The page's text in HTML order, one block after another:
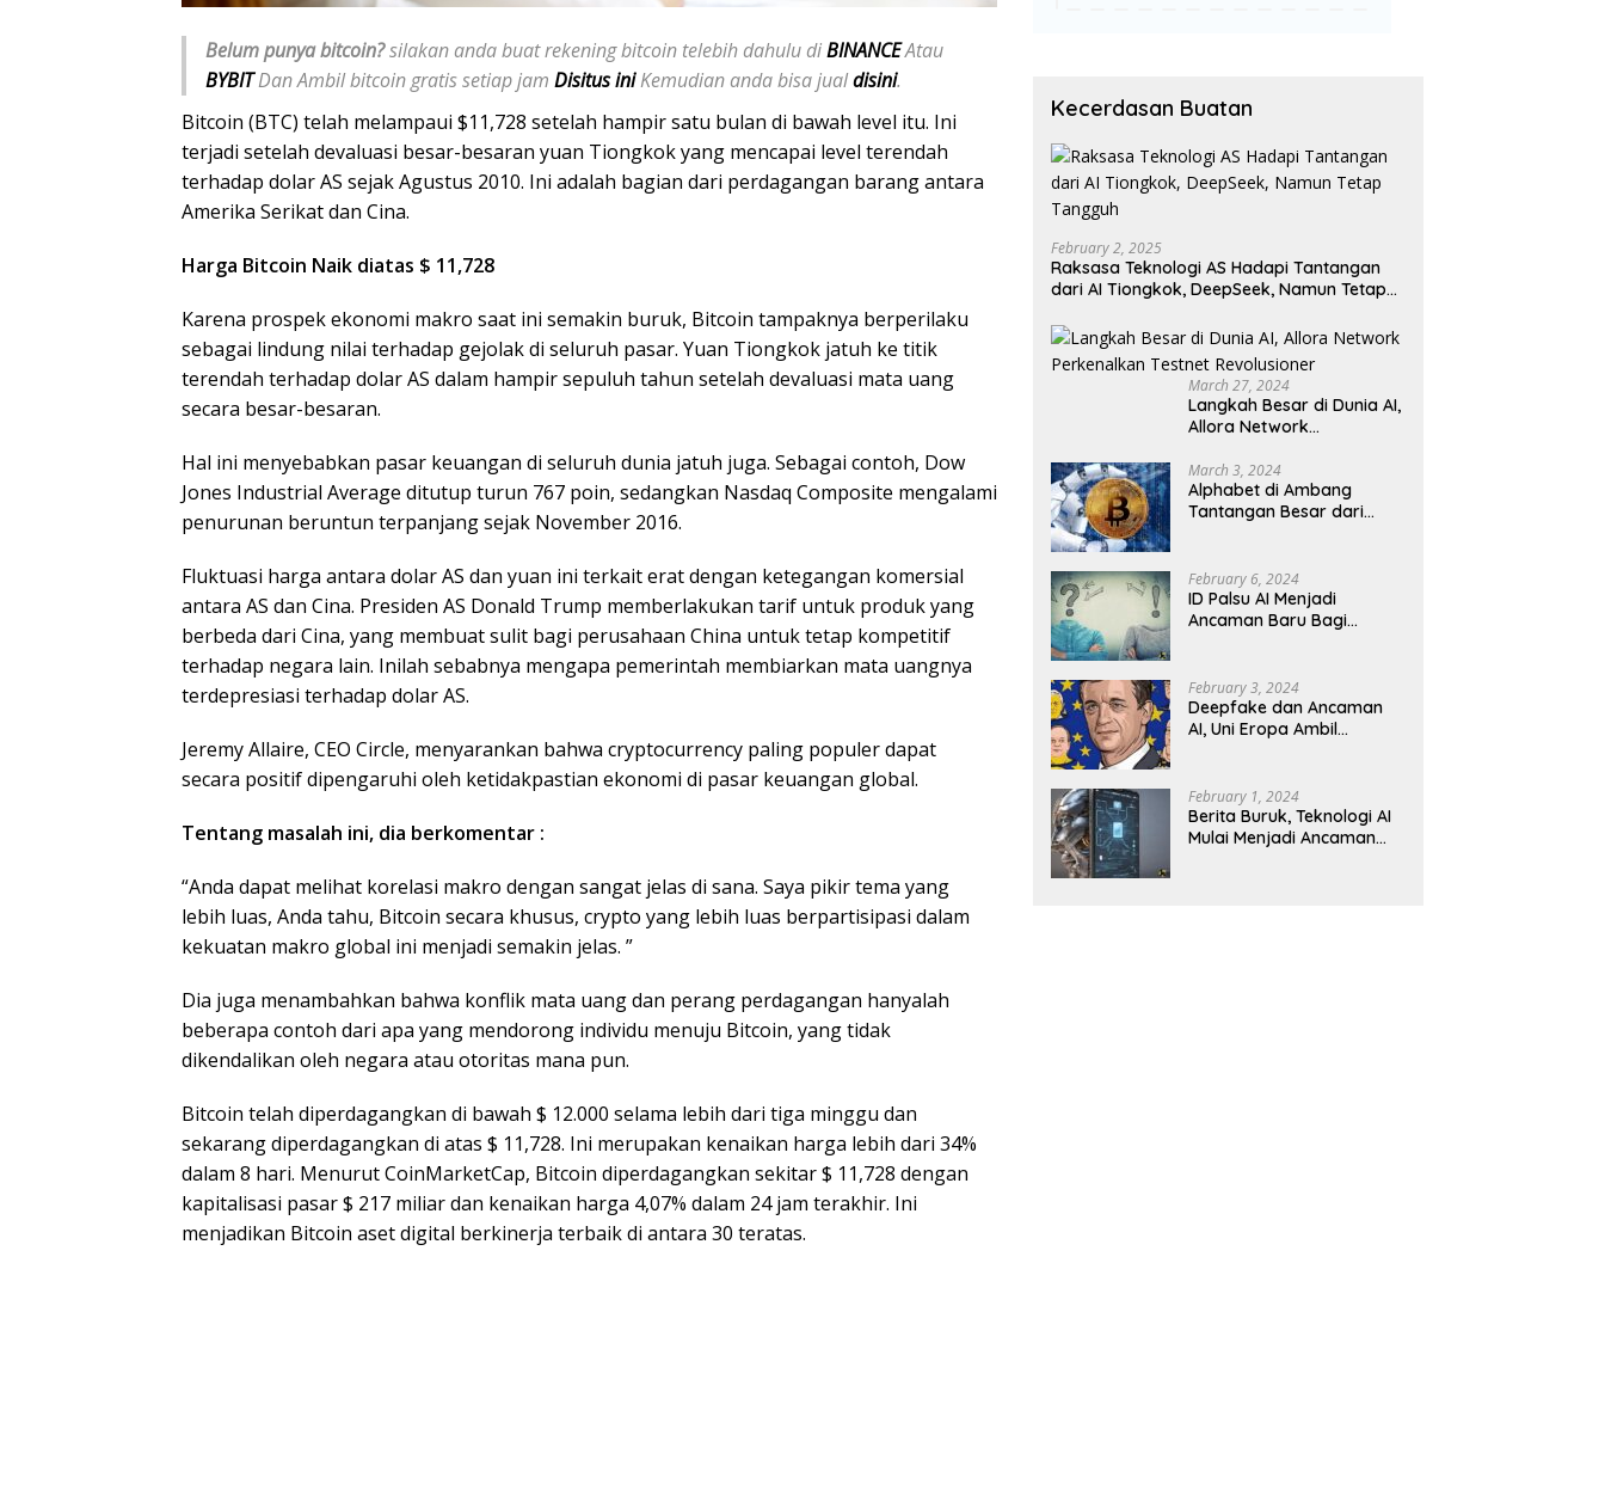
Belum punya bitcoin?silakan anda buat rekening bitcoin telebih dahulu diBINANCEAtau
BYBITDan Ambil bitcoin gratis setiap jam Disitus iniKemudian anda bisa jualdisini.
Bitcoin (BTC) telah melampaui $11,728 setelah hampir satu bulan di bawah level itu. Ini
terjadi setelah devaluasi besar-besaran yuan Tiongkok yang mencapai level terendah
terhadap dolar AS sejak Agustus 2010. Ini adalah bagian dari perdagangan barang antara
Amerika Serikat dan Cina.
Harga Bitcoin Naik diatas $ 11,728
Karena prospek ekonomi makro saat ini semakin buruk, Bitcoin tampaknya berperilaku
sebagai lindung nilai terhadap gejolak di seluruh pasar. Yuan Tiongkok jatuh ke titik
terendah terhadap dolar AS dalam hampir sepuluh tahun setelah devaluasi mata uang
secara besar-besaran.
Hal ini menyebabkan pasar keuangan di seluruh dunia jatuh juga. Sebagai contoh, Dow
Jones Industrial Average ditutup turun 767 poin, sedangkan Nasdaq Composite mengalami
penurunan beruntun terpanjang sejak November 2016.
Fluktuasi harga antara dolar AS dan yuan ini terkait erat dengan ketegangan komersial
antara AS dan Cina. Presiden AS Donald Trump memberlakukan tarif untuk produk yang
berbeda dari Cina, yang membuat sulit bagi perusahaan China untuk tetap kompetitif
terhadap negara lain. Inilah sebabnya mengapa pemerintah membiarkan mata uangnya
terdepresiasi terhadap dolar AS.
Jeremy Allaire, CEO Circle, menyarankan bahwa cryptocurrency paling populer dapat
secara positif dipengaruhi oleh ketidakpastian ekonomi di pasar keuangan global.
Tentang masalah ini, dia berkomentar :
“Anda dapat melihat korelasi makro dengan sangat jelas di sana. Saya pikir tema yang
lebih luas, Anda tahu, Bitcoin secara khusus, crypto yang lebih luas berpartisipasi dalam
kekuatan makro global ini menjadi semakin jelas. ”
Dia juga menambahkan bahwa konflik mata uang dan perang perdagangan hanyalah
beberapa contoh dari apa yang mendorong individu menuju Bitcoin, yang tidak
dikendalikan oleh negara atau otoritas mana pun.
Bitcoin telah diperdagangkan di bawah $ 12.000 selama lebih dari tiga minggu dan
sekarang diperdagangkan di atas $ 11,728. Ini merupakan kenaikan harga lebih dari 34%
dalam 8 hari. Menurut CoinMarketCap, Bitcoin diperdagangkan sekitar $ 11,728 dengan
kapitalisasi pasar $ 217 miliar dan kenaikan harga 4,07% dalam 24 jam terakhir. Ini
menjadikan Bitcoin aset digital berkinerja terbaik di antara 30 teratas.
Kecerdasan Buatan
February 2, 2025
Raksasa Teknologi AS Hadapi Tantangan
dari AI Tiongkok, DeepSeek, Namun Tetap
March 27, 2024
Langkah Besar di Dunia AI,
Allora Network
Revolusioner
March 3, 2024
Alphabet di Ambang
Tantangan Besar dari
February 6, 2024
ID Palsu AI Menjadi
Ancaman Baru Bagi
February 3, 2024
Deepfake dan Ancaman
AI, Uni Eropa Ambil
February 1, 2024
Berita Buruk, Teknologi AI
Mulai Menjadi Ancaman